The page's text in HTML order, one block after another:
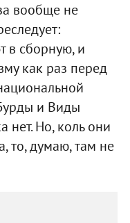
вообще не
в сборную, и
как раз перед
и Виды
нет. Но, коль они
то, думаю, там не